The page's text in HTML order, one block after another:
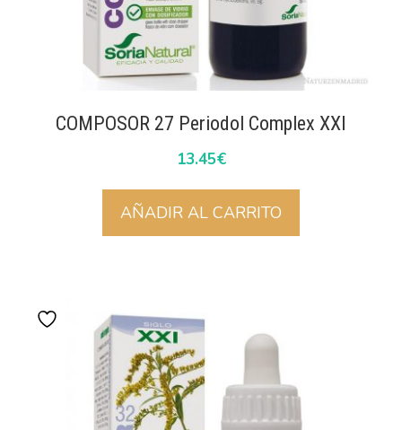
COMPOSOR 27 Periodol Complex XXI
13.45€
AÑADIR AL CARRITO